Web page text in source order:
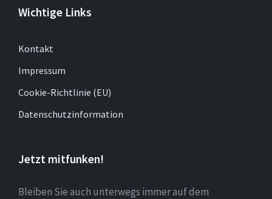
Wichtige Links
Kontakt
Impressum
Cookie-Richtlinie (EU)
Datenschutzinformation
Jetzt mitfunken!
Bleiben Sie auch unterwegs immer auf dem